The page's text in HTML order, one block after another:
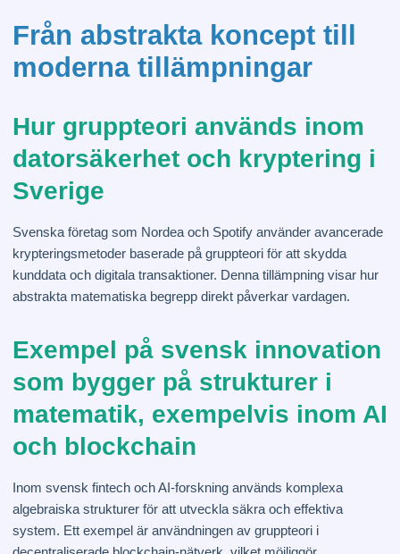
Från abstrakta koncept till
moderna tillämpningar
Hur gruppteori används inom
datorsäkerhet och kryptering i
Sverige
Svenska företag som Nordea och Spotify använder avancerade
krypteringsmetoder baserade på gruppteori för att skydda
kunddata och digitala transaktioner. Denna tillämpning visar hur
abstrakta matematiska begrepp direkt påverkar vardagen.
Exempel på svensk innovation
som bygger på strukturer i
matematik, exempelvis inom AI
och blockchain
Inom svensk fintech och AI-forskning används komplexa
algebraiska strukturer för att utveckla säkra och effektiva
system. Ett exempel är användningen av gruppteori i